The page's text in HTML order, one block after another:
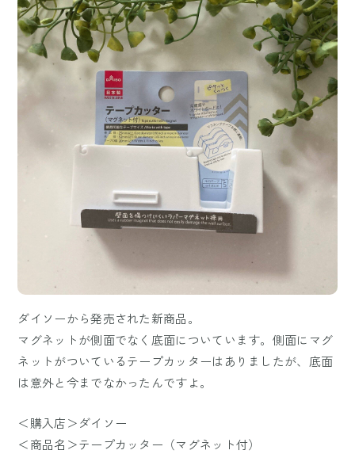
ダイソーから発売された新商品。
マグネットが側面でなく底面についています。側面にマグ
ネットがついているテープカッターはありましたが、底面
は意外と今までなかったんですよ。
＜購入店＞ダイソー
＜商品名＞テープカッター（マグネット付）